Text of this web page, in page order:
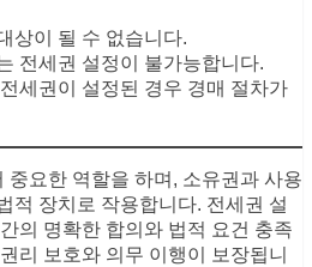
상이 될 수 없습니다.
전세권 설정이 불가능합니다.
세권이 설정된 경우 경매 절차가
중요한 역할을 하며, 소유권과 사용
적 장치로 작용합니다. 전세권 설
의 명확한 합의와 법적 요건 충족
리 보호와 의무 이행이 보장됩니